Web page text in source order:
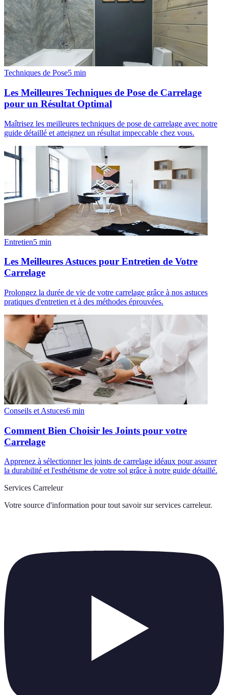
Techniques de Pose5 min
Les Meilleures Techniques de Pose de Carrelage
pour un Résultat Optimal
Maîtrisez les meilleures techniques de pose de carrelage avec notre
guide détaillé et atteignez un résultat impeccable chez vous.
Entretien5 min
Les Meilleures Astuces pour Entretien de Votre
Carrelage
Prolongez la durée de vie de votre carrelage grâce à nos astuces
pratiques d'entretien et à des méthodes éprouvées.
Conseils et Astuces6 min
Comment Bien Choisir les Joints pour votre
Carrelage
Apprenez à sélectionner les joints de carrelage idéaux pour assurer
la durabilité et l'esthétisme de votre sol grâce à notre guide détaillé.
Services Carreleur
Votre source d'information pour tout savoir sur services carreleur.